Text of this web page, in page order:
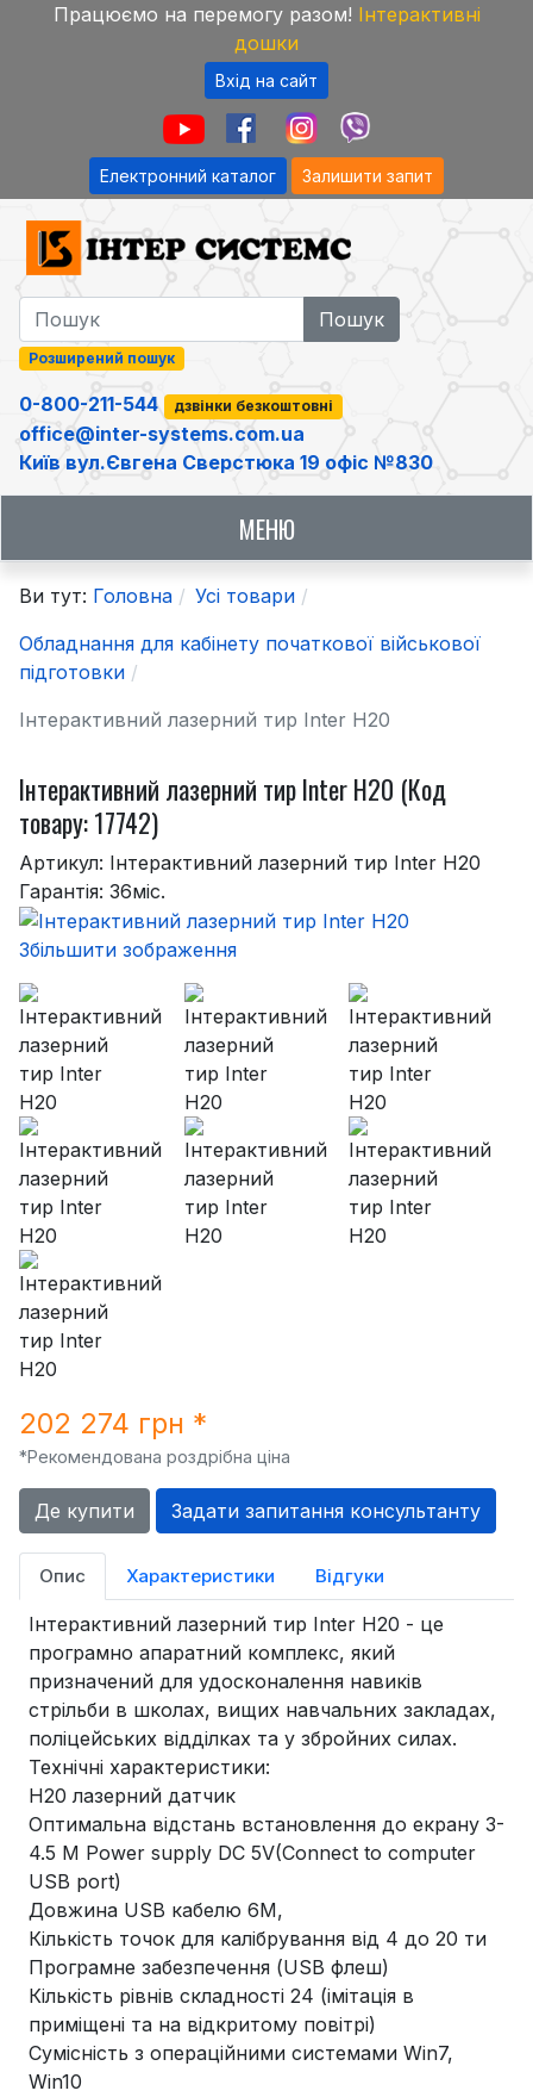
Працюємо на перемогу разом! Інтерактивні
дошки
Вхід на сайт
Електронний каталог Залишити запит
Розширений пошук
0-800-211-544 дзвінки безкоштовні
office@inter-systems.com.ua
Київ вул.Євгена Сверстюка 19 офіс №830
МЕНЮ
Ви тут: Головна
Усі товари
Обладнання для кабінету початкової військової
підготовки
Інтерактивний лазерний тир Inter H20
Інтерактивний лазерний тир Inter H20 (Код
товару:17742)
Артикул: Інтерактивний лазерний тир Inter H20
Гарантія: 36міс.
Збільшити зображення
202 274 грн *
*Рекомендована роздрібна ціна
Де купити Задати запитання консультанту
Опис Характеристики Відгуки
Інтерактивний лазерний тир Inter H20 - це
програмно апаратний комплекс, який
призначений для удосконалення навиків
стрільби в школах, вищих навчальних закладах,
поліцейських відділках та у збройних силах.
Технічні характеристики:
H20 лазерний датчик
Оптимальна відстань встановлення до екрану 3-
4.5 M Power supply DC 5V(Connect to computer
USB port)
Довжина USB кабелю 6M,
Кількість точок для калібрування від 4 до 20 ти
Програмне забезпечення (USB флеш)
Кількість рівнів складності 24 (імітація в
приміщені та на відкритому повітрі)
Сумісність з операційними системами Win7,
Win10